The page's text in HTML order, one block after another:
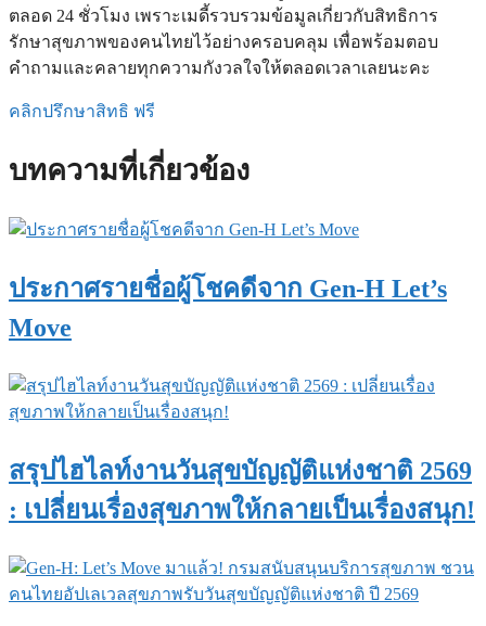
ตลอด 24 ชั่วโมง เพราะเมดี้รวบรวมข้อมูลเกี่ยวกับสิทธิการ
รักษาสุขภาพของคนไทยไว้อย่างครอบคลุม เพื่อพร้อมตอบ
คำถามและคลายทุกความกังวลใจให้ตลอดเวลาเลยนะคะ
คลิกปรึกษาสิทธิ ฟรี
บทความที่เกี่ยวข้อง
ประกาศรายชื่อผู้โชคดีจาก Gen-H Let’s
Move
สรุปไฮไลท์งานวันสุขบัญญัติแห่งชาติ 2569
: เปลี่ยนเรื่องสุขภาพให้กลายเป็นเรื่องสนุก!